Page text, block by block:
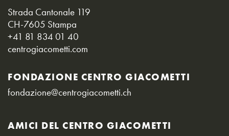
Strada Cantonale 119
CH-7605 Stampa
+41 81 834 01 40
centrogiacometti.com
FONDAZIONE CENTRO GIACOMETTI
fondazione@centrogiacometti.ch
AMICI DEL CENTRO GIACOMETTI